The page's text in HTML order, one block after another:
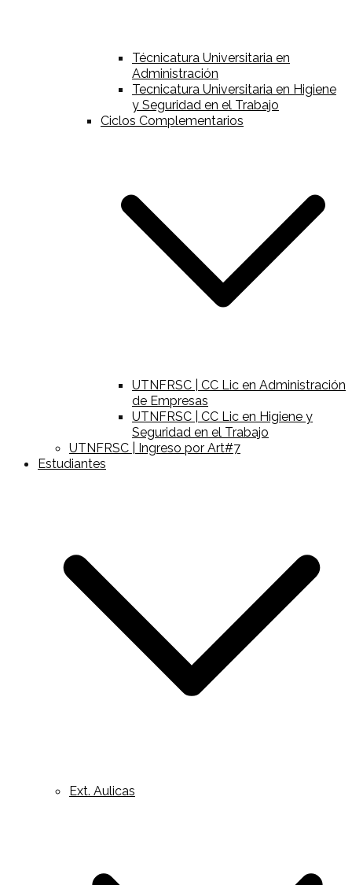
Técnicatura Universitaria en
Administración
Tecnicatura Universitaria en Higiene
y Seguridad en el Trabajo
Ciclos Complementarios
UTNFRSC | CC Lic en Administración
de Empresas
UTNFRSC | CC Lic en Higiene y
Seguridad en el Trabajo
UTNFRSC | Ingreso por Art#7
Estudiantes
Ext. Aulicas